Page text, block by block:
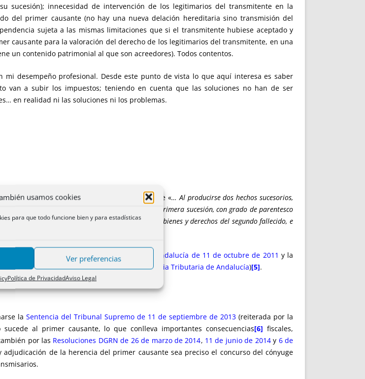
usamos cookies
para que todo funcione bien y para estadísticas
Ver preferencias
Política de PrivacidadAviso Legal
sucesión); innecesidad de intervención de los legitimarios del transmitente en la
del primer causante (no hay una nueva delación hereditaria sino transmisión del
sujeta a las mismas limitaciones que si el transmitente hubiese aceptado y
causante para la valoración del derecho de los legitimarios del transmitente, en una
un contenido patrimonial al que son acreedores). Todos contentos.
desempeño profesional. Desde este punto de vista lo que aquí interesa es saber
a subir los impuestos; teniendo en cuenta que las soluciones no han de ser
en realidad ni las soluciones ni los problemas.
tesis de la «doble transmisión», de manera que «… Al producirse dos hechos sucesorios,
uno de ellos, por una parte, el impuesto por la primera sucesión, con grado de parentesco
la segunda sucesión, que englobaría todos los bienes y derechos del segundo fallecido, e
del Tribunal Superior de Justicia de Andalucía de 11 de octubre de 2011 y la
expresamente por laCircular 1/2013 de la Agencia Tributaria de Andalucía)[5].
la Sentencia del Tribunal Supremo de 11 de septiembre de 2013 (reiterada por la
al primer causante, lo que conlleva importantes consecuencias[6] fiscales,
por las Resoluciones DGRN de 26 de marzo de 2014, 11 de junio de 2014y 6 de
de la herencia del primer causante sea preciso el concurso del cónyuge